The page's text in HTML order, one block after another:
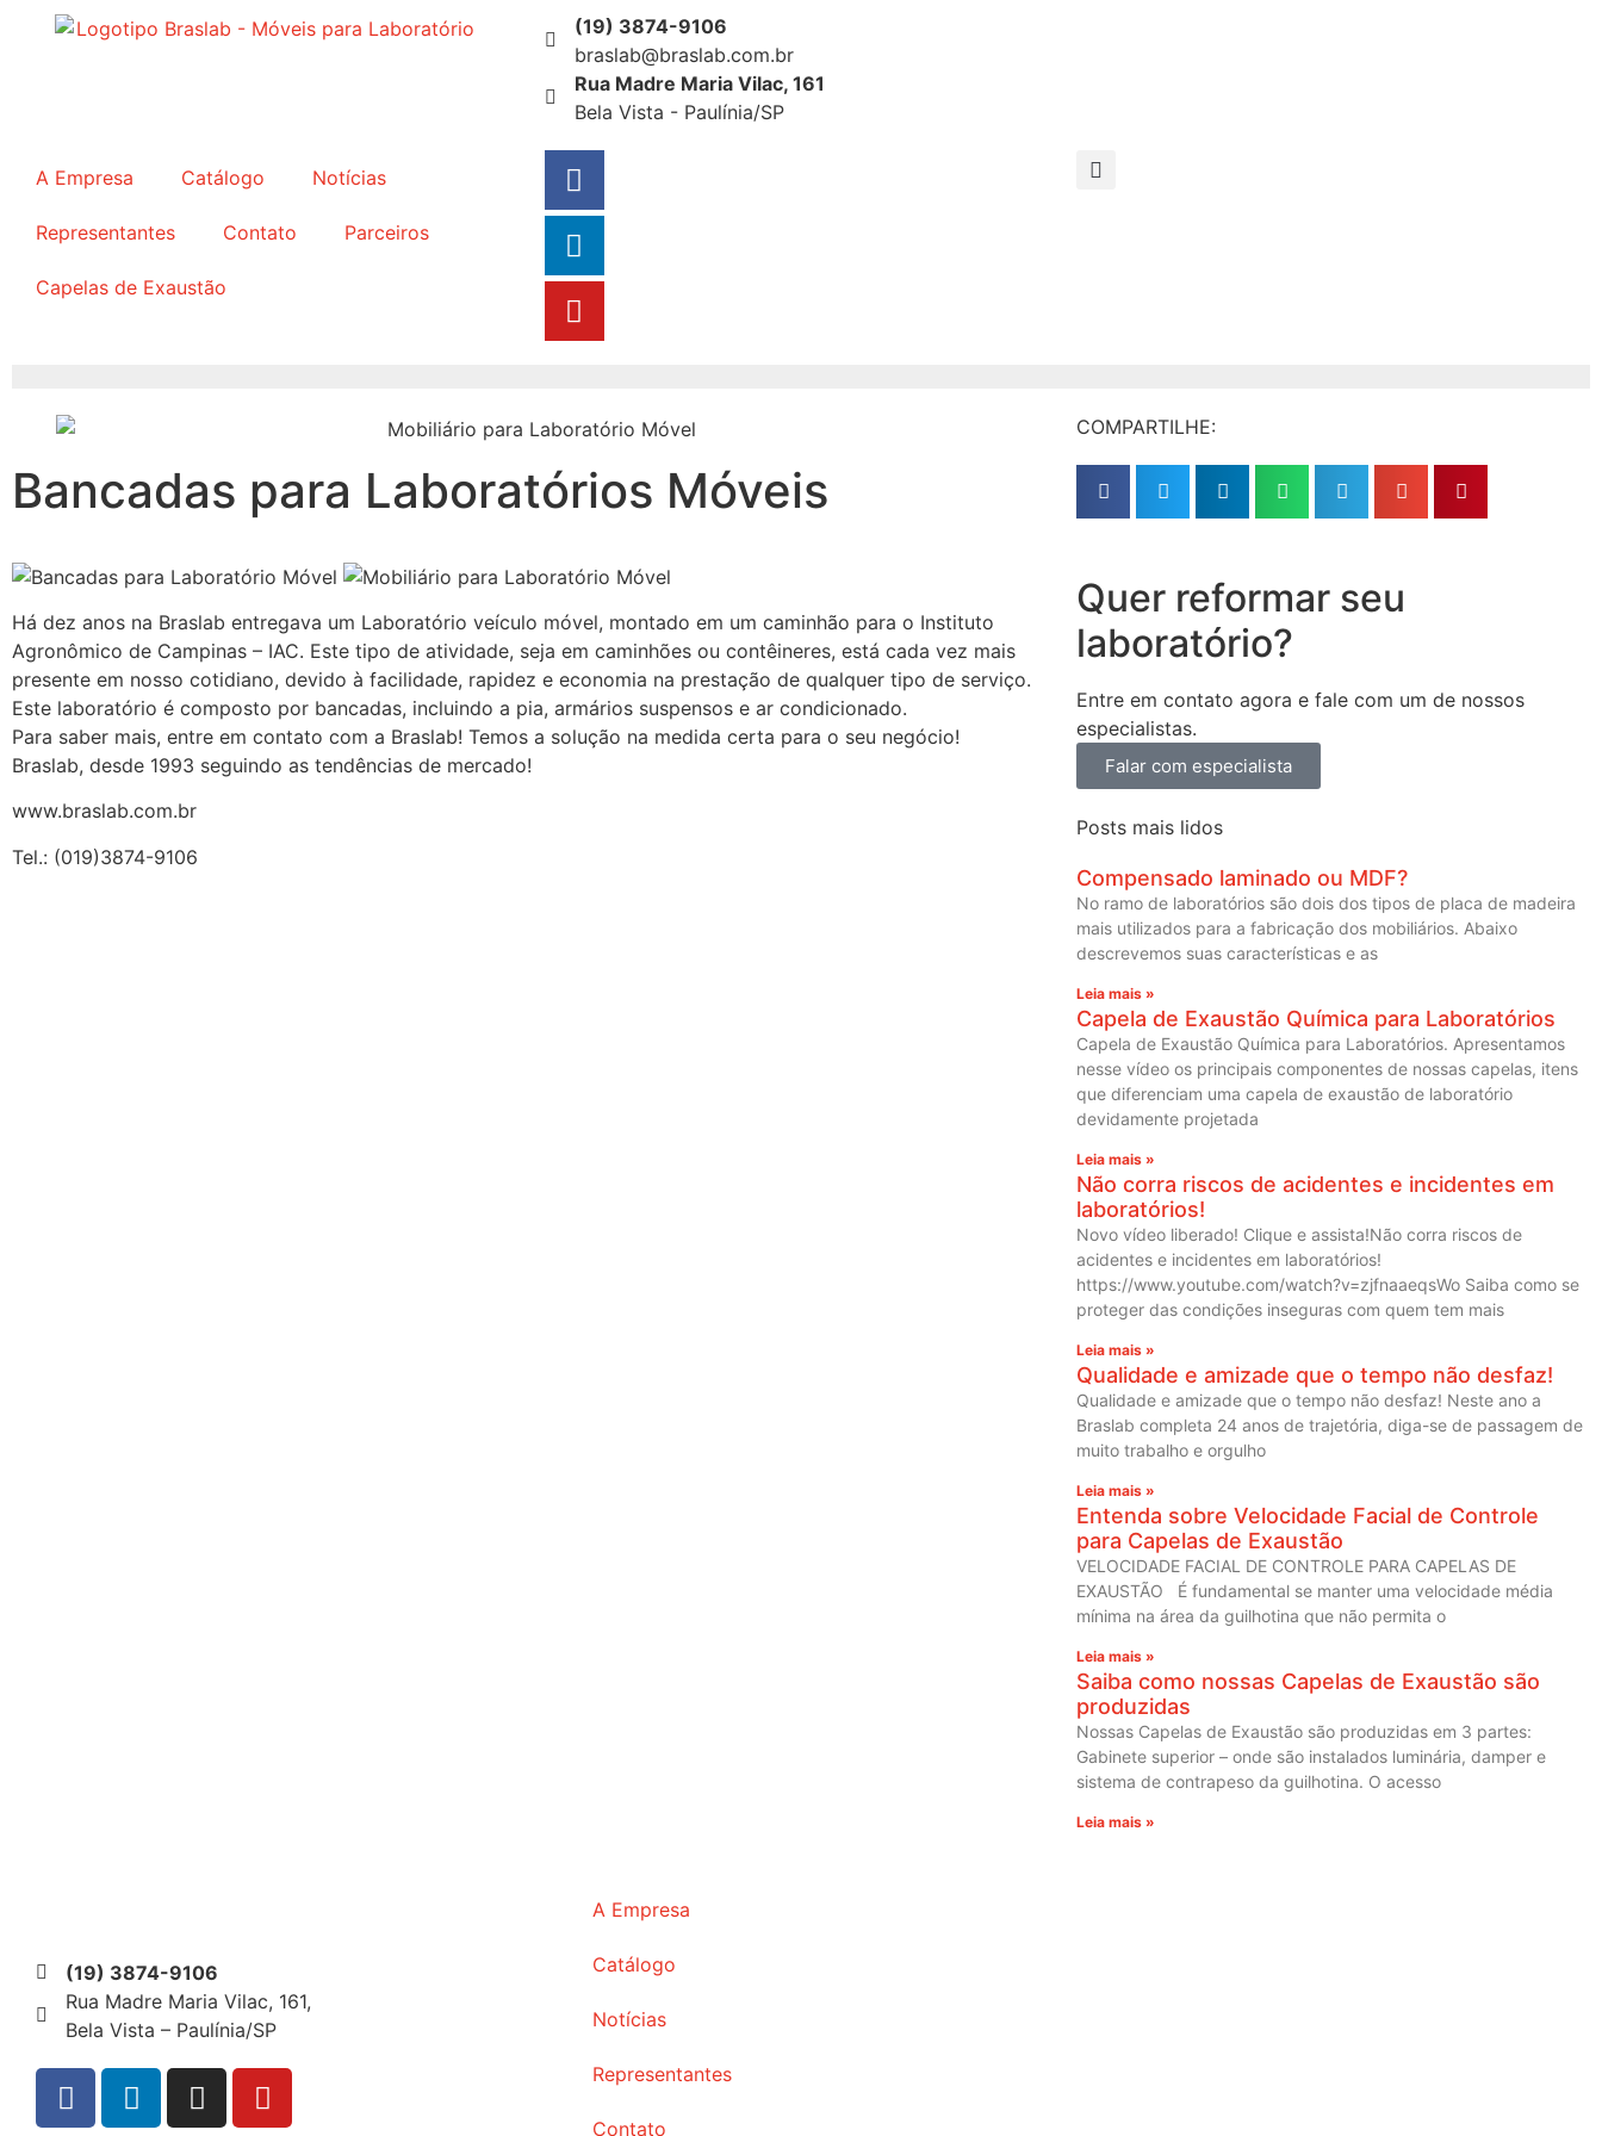
(19) 3874-9106
braslab@braslab.com.br
Rua Madre Maria Vilac, 161
Bela Vista - Paulínia/SP
A Empresa Catálogo Notícias
Representantes Contato Parceiros
Capelas de Exaustão
Bancadas para Laboratórios Móveis
Há dez anos na Braslab entregava um Laboratório veículo móvel, montado em um caminhão para o Instituto
Agronômico de Campinas – IAC. Este tipo de atividade, seja em caminhões ou contêineres, está cada vez mais
presente em nosso cotidiano, devido à facilidade, rapidez e economia na prestação de qualquer tipo de serviço.
Este laboratório é composto por bancadas, incluindo a pia, armários suspensos e ar condicionado.
Para saber mais, entre em contato com a Braslab! Temos a solução na medida certa para o seu negócio!
Braslab, desde 1993 seguindo as tendências de mercado!
www.braslab.com.br
Tel.: (019)3874-9106
COMPARTILHE:
Quer reformar seu
laboratório?
Entre em contato agora e fale com um de nossos
especialistas.
Falar com especialista
Posts mais lidos
Compensado laminado ou MDF?
No ramo de laboratórios são dois dos tipos de placa de madeira
mais utilizados para a fabricação dos mobiliários. Abaixo
descrevemos suas características e as
Leia mais »
Capela de Exaustão Química para Laboratórios
Capela de Exaustão Química para Laboratórios. Apresentamos
nesse vídeo os principais componentes de nossas capelas, itens
que diferenciam uma capela de exaustão de laboratório
devidamente projetada
Leia mais »
Não corra riscos de acidentes e incidentes em
laboratórios!
Novo vídeo liberado! Clique e assista!Não corra riscos de
acidentes e incidentes em laboratórios!
https://www.youtube.com/watch?v=zjfnaaeqsWo Saiba como se
proteger das condições inseguras com quem tem mais
Leia mais »
Qualidade e amizade que o tempo não desfaz!
Qualidade e amizade que o tempo não desfaz! Neste ano a
Braslab completa 24 anos de trajetória, diga-se de passagem de
muito trabalho e orgulho
Leia mais »
Entenda sobre Velocidade Facial de Controle
para Capelas de Exaustão
VELOCIDADE FACIAL DE CONTROLE PARA CAPELAS DE
EXAUSTÃO É fundamental se manter uma velocidade média
mínima na área da guilhotina que não permita o
Leia mais »
Saiba como nossas Capelas de Exaustão são
produzidas
Nossas Capelas de Exaustão são produzidas em 3 partes:
Gabinete superior – onde são instalados luminária, damper e
sistema de contrapeso da guilhotina. O acesso
Leia mais »
(19) 3874-9106
Rua Madre Maria Vilac, 161,
Bela Vista – Paulínia/SP
A Empresa
Catálogo
Notícias
Representantes
Contato